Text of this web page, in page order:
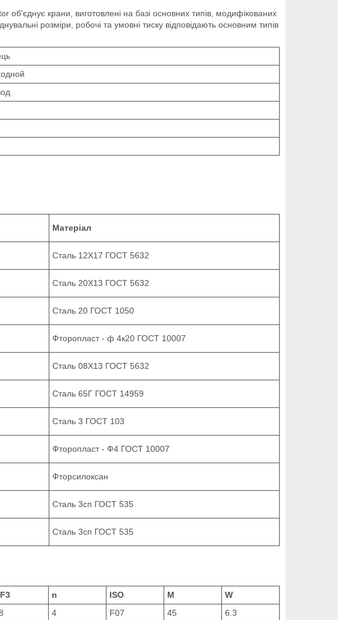
крани, виготовлені на базі основних типів, модифікованих
розміри, робочі та умовні тиску відповідають основним типів
Матеріал
Сталь 12Х17 ГОСТ 5632
Сталь 20Х13 ГОСТ 5632
Сталь 20 ГОСТ 1050
Фторопласт - ф 4к20 ГОСТ 10007
Сталь 08Х13 ГОСТ 5632
Сталь 65Г ГОСТ 14959
Сталь 3 ГОСТ 103
Фторопласт - Ф4 ГОСТ 10007
Фторсилоксан
Сталь 3сп ГОСТ 535
Сталь 3сп ГОСТ 535
n ISO M
W
4 F07 45
6.3